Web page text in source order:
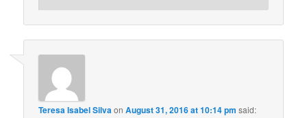
Teresa Isabel SilvaonAugust 31, 2016 at 10:14 pm said: